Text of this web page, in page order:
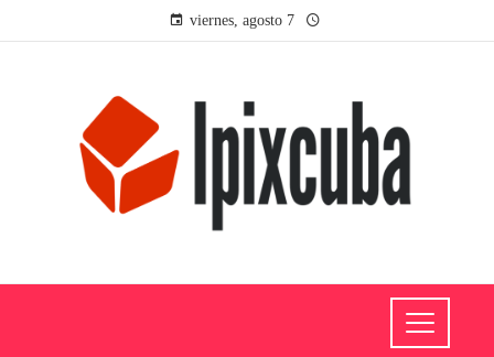
viernes, agosto 7